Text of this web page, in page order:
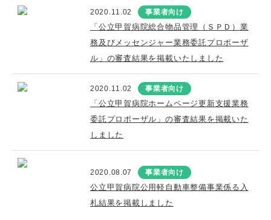
2020.11.02 事業者向け
「公立甲賀病院総合物品管理（ＳＰＤ）業
務及びメッセンジャー業務委託プロポーザ
ル」の審査結果を掲載いたしました
2020.11.02 事業者向け
「公立甲賀病院ホームページ更新支援業務
委託プロポーザル」の審査結果を掲載いた
しました
2020.08.07 事業者向け
公立甲賀病院公用軽自動車整備事業係る入
札結果を掲載しました